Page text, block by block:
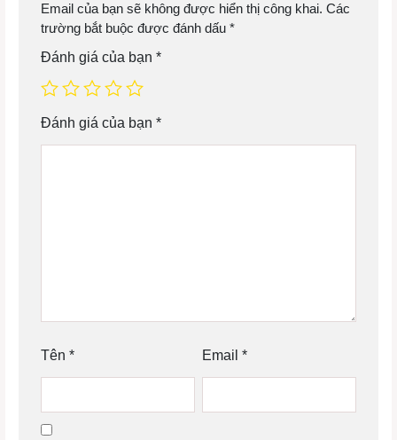
Email của bạn sẽ không được hiển thị công khai. Các
trường bắt buộc được đánh dấu *
Đánh giá của bạn *
Đánh giá của bạn *
Tên * Email *